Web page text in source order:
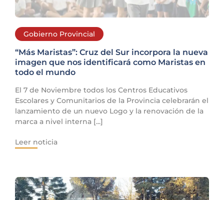
Gobierno Provincial
“Más Maristas”: Cruz del Sur incorpora la nueva
imagen que nos identificará como Maristas en
todo el mundo
El 7 de Noviembre todos los Centros Educativos
Escolares y Comunitarios de la Provincia celebrarán el
lanzamiento de un nuevo Logo y la renovación de la
marca a nivel interna [...]
Leer noticia